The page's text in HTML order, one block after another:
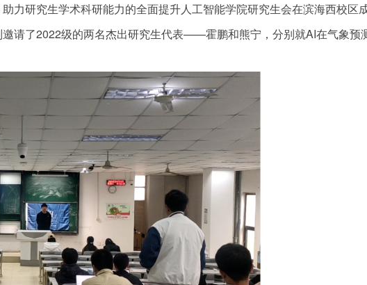
力研究生学术科研能力的全面提升人工智能学院研究生会在滨海西校区
请了2022级的两名杰出研究生代表——霍鹏和熊宁，分别就AI在气象预